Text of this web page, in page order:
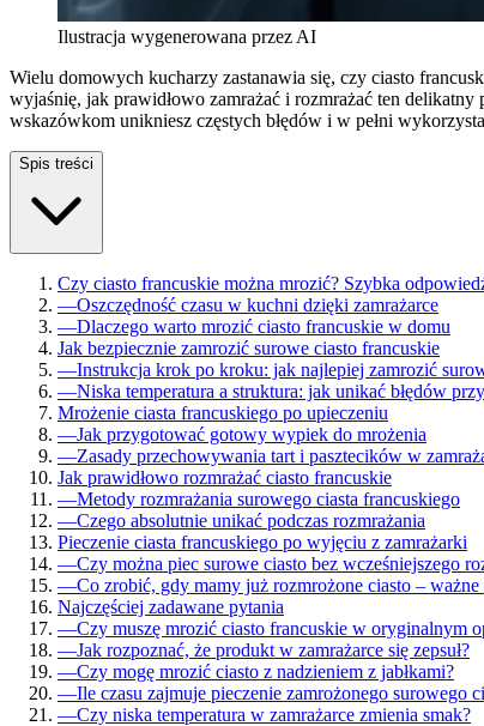
Ilustracja wygenerowana przez AI
Wielu domowych kucharzy zastanawia się, czy ciasto
wyjaśnię, jak prawidłowo zamrażać i rozmrażać ten
wskazówkom unikniesz częstych błędów i w pełni
Spis treści
Czy ciasto francuskie można mrozić? Szybka
—Oszczędność czasu w kuchni dzięki zamrażarce
—Dlaczego warto mrozić ciasto francuskie w domu
Jak bezpiecznie zamrozić surowe ciasto francuskie
—Instrukcja krok po kroku: jak najlepiej zamrozić
—Niska temperatura a struktura: jak unikać błędów
Mrożenie ciasta francuskiego po upieczeniu
—Jak przygotować gotowy wypiek do mrożenia
—Zasady przechowywania tart i pasztecików w
Jak prawidłowo rozmrażać ciasto francuskie
—Metody rozmrażania surowego ciasta francuskiego
—Czego absolutnie unikać podczas rozmrażania
Pieczenie ciasta francuskiego po wyjęciu z zamrażarki
—Czy można piec surowe ciasto bez wcześniejszego
—Co zrobić, gdy mamy już rozmrożone ciasto – ważne
Najczęściej zadawane pytania
—Czy muszę mrozić ciasto francuskie w oryginalnym
—Jak rozpoznać, że produkt w zamrażarce się zepsuł?
—Czy mogę mrozić ciasto z nadzieniem z jabłkami?
—Ile czasu zajmuje pieczenie zamrożonego surowego
—Czy niska temperatura w zamrażarce zmienia smak?